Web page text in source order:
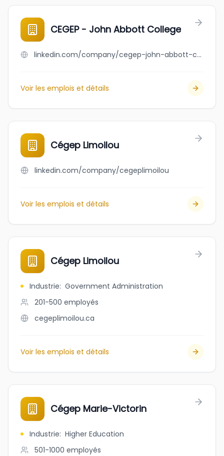
CEGEP - John Abbott College
linkedin.com/company/cegep-john-abbott-college
Voir les emplois et détails
Cégep Limoilou
linkedin.com/company/cegeplimoilou
Voir les emplois et détails
Cégep Limoilou
Industrie: Government Administration
201-500 employés
cegeplimoilou.ca
Voir les emplois et détails
Cégep Marie-Victorin
Industrie: Higher Education
501-1000 employés